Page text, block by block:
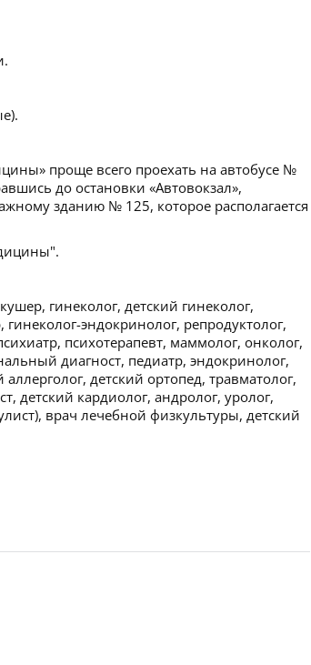
проще всего проехать на автобусе №
до остановки «Автовокзал»,
зданию № 125, которое располагается
гинеколог, детский гинеколог,
эндокринолог, репродуктолог,
психотерапевт, маммолог, онколог,
диагност, педиатр, эндокринолог,
детский ортопед, травматолог,
детский кардиолог, андролог, уролог,
врач лечебной физкультуры, детский